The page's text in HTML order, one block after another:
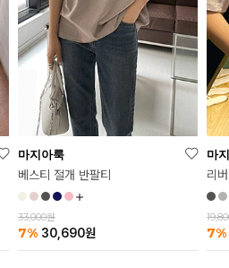
마지아룩
베스티 절개 반팔티
33,000원
7% 30,690원
마
리
7%